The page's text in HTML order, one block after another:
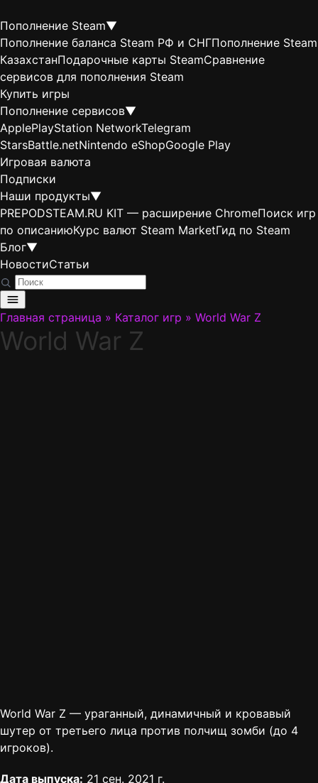
Пополнение Steam▼
Пополнение баланса Steam РФ и СНГПополнение Steam
КазахстанПодарочные карты SteamСравнение
сервисов для пополнения Steam
Купить игры
Пополнение сервисов▼
ApplePlayStation NetworkTelegram
StarsBattle.netNintendo eShopGoogle Play
Игровая валюта
Подписки
Наши продукты▼
PREPODSTEAM.RU KIT — расширение ChromeПоиск игр
по описаниюКурс валют Steam MarketГид по Steam
Блог▼
НовостиСтатьи
Главная страница » Каталог игр » World War Z
World War Z
World War Z — ураганный, динамичный и кровавый
шутер от третьего лица против полчищ зомби (до 4
игроков).
Дата выпуска: 21 сен. 2021 г.